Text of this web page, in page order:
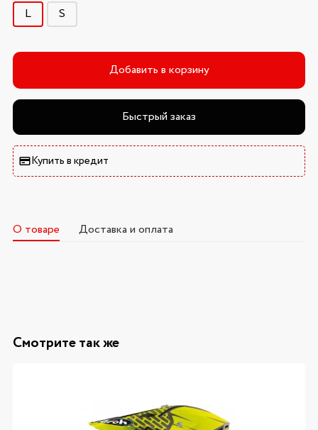
L S
Добавить в корзину
Быстрый заказ
Купить в кредит
О товаре Доставка и оплата
Смотрите так же